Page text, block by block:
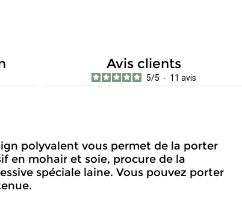
polyvalent vous permet de la porter
en mohair et soie, procure de la
spéciale laine. Vous pouvez porter
Avis clients
5/5 - 11 avis